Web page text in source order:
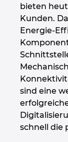
bieten
Kunden.
Energie-
sind eine
schnell die
Slowakei
Slowenien
Spanien
Südafrika
Südkorea